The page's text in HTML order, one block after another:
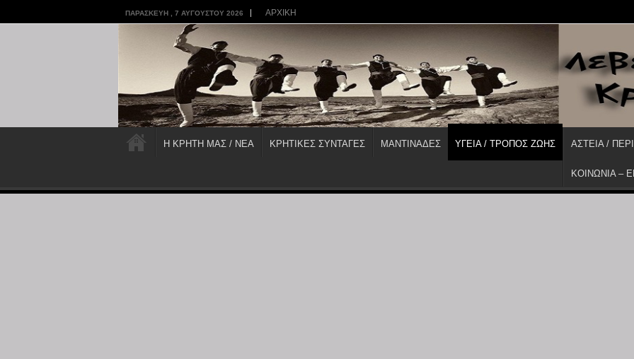
ΠΑΡΑΣΚΕΥΉ , 7 ΑΥΓΟΎΣΤΟΥ 2026 ΑΡΧΙΚΗ
Η ΚΡΗΤΗ ΜΑΣ / ΝΕΑ ΚΡΗΤΙΚΕΣ ΣΥΝΤΑΓΕΣ ΜΑΝΤΙΝΑΔΕΣ ΥΓΕΙΑ / ΤΡΟΠΟΣ ΖΩΗΣ ΑΣΤΕΙΑ /
ΚΟΙΝΩΝΙΑ –